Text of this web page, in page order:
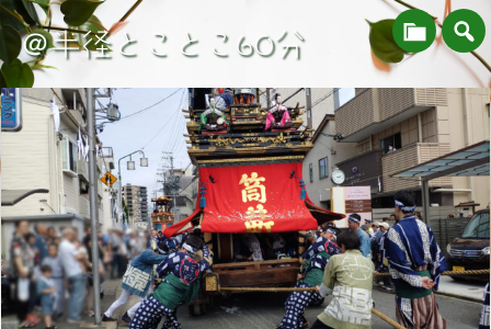
＠半径とことこ60分